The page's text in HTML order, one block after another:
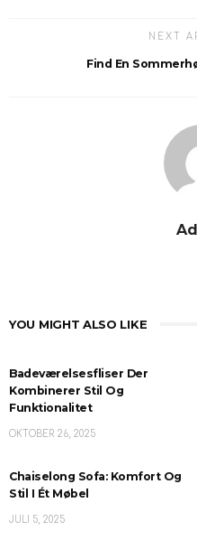
NEXT
Find En
YOU MIGHT ALSO LIKE
Badeværelsesfliser Der
Kombinerer Stil Og
Funktionalitet
OKTOBER 26, 2025
Chaiselong Sofa: Komfort Og
Stil I Ét Møbel
JULI 5, 2025